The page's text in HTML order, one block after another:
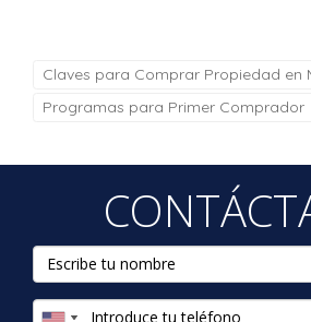
Claves para Comprar Propiedad en
Programas para Primer Comprador